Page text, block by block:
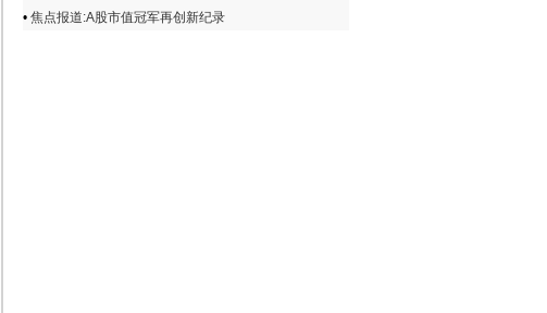
• 焦点报道:A股市值冠军再创新纪录